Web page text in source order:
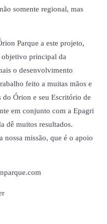
somente regional, mas
Parque a este projeto,
objetivo principal da
o desenvolvimento
feito a muitas mãos e
do Órion e seu Escritório de
em conjunto com a Epagri
dê muitos resultados.
nossa missão, que é o apoio